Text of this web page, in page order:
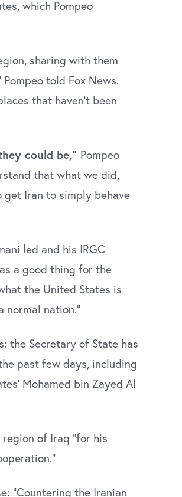
which Pompeo
sharing with them
told Fox News.
that haven’t been
could be,” Pompeo
that what we did,
get Iran to simply behave
led and his IRGC
a good thing for the
the United States is
nation.”
the Secretary of State has
past few days, including
Mohamed bin Zayed Al
of Iraq “for his
“Countering the Iranian
Udløber snart